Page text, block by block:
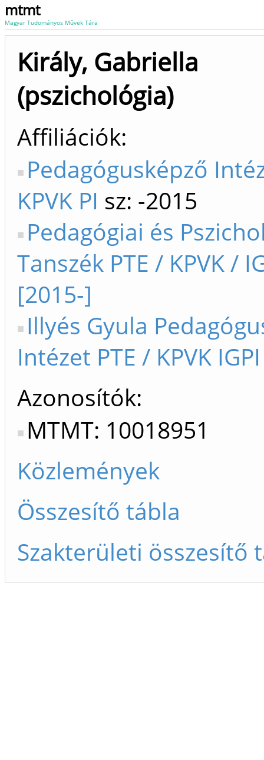
mtmt
Magyar Tudományos Művek Tára
Király, Gabriella
(pszichológia)
Affiliációk
Pedagógusképző
KPVK PI sz: -2015
Pedagógiai és
Tanszék PTE / KPVK /
[2015-]
Illyés Gyula
Intézet PTE / KPVK
Azonosítók
MTMT: 10018951
Közlemények
Összesítő tábla
Szakterületi összesítő